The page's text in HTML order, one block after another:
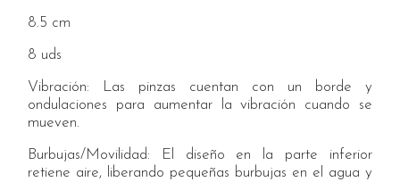
8.5 cm
8 uds
Vibración: Las pinzas cuentan con un borde y
ondulaciones para aumentar la vibración cuando se
mueven.
Burbujas/Movilidad: El diseño en la parte inferior
retiene aire, liberando pequeñas burbujas en el agua y